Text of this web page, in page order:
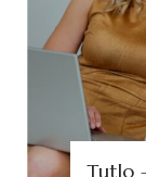
Tutlo